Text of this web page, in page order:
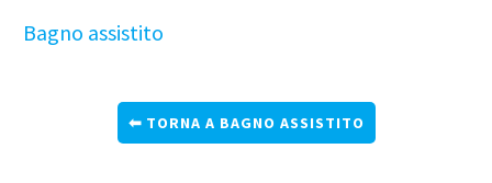
Bagno assistito
TORNA A BAGNO ASSISTITO